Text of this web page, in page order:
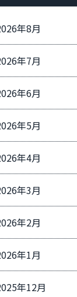
年8月
年7月
年6月
年5月
年4月
年3月
年2月
年1月
年12月